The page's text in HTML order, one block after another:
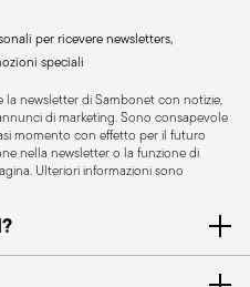
essere utilizzata e
per un utilizzo sicuro.
per ricevere newsletters,
speciali
la newsletter di Sambonet con notizie,
di marketing. Sono consapevole
momento con effetto per il futuro
nella newsletter o la funzione di
Ulteriori informazioni sono